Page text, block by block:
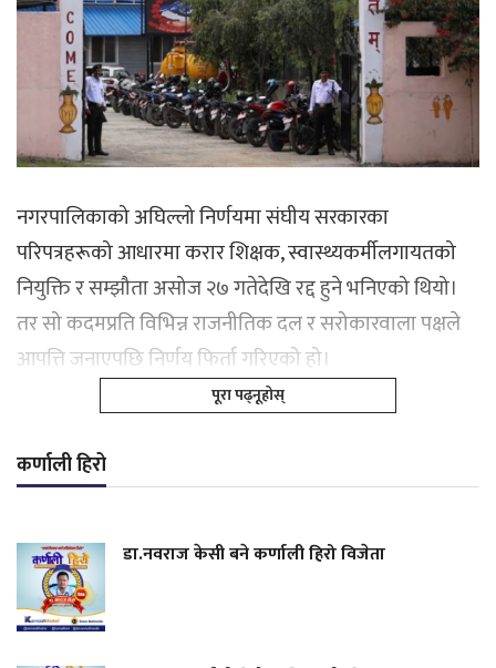
नगरपालिकाको अघिल्लो निर्णयमा संघीय सरकारका
परिपत्रहरूको आधारमा करार शिक्षक, स्वास्थ्यकर्मीलगायतको
नियुक्ति र सम्झौता असोज २७ गतेदेखि रद्द हुने भनिएको थियो।
तर सो कदमप्रति विभिन्न राजनीतिक दल र सरोकारवाला पक्षले
आपत्ति जनाएपछि निर्णय फिर्ता गरिएको हो।
पूरा पढ्नूहोस्
कर्णाली हिरो
डा.नवराज केसी बने कर्णाली हिरो विजेता